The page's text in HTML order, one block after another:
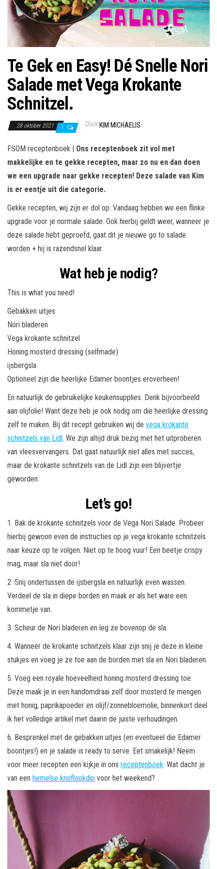
Te Gek en Easy! Dé Snelle Nori
Salade met Vega Krokante
Schnitzel.
28 oktober 2021 1 Door KIM MICHAELIS
FSOM receptenboek | Ons receptenboek zit vol met
makkelijke en te gekke recepten, maar zo nu en dan doen
we een upgrade naar gekke recepten! Deze salade van Kim
is er eentje uit die categorie.
Gekke recepten, wij zijn er dol op. Vandaag hebben we een flinke
upgrade voor je normale salade. Ook hierbij geldt weer, wanneer je
deze salade hebt geproefd, gaat dit je nieuwe go to salade
worden + hij is razendsnel klaar.
Wat heb je nodig?
This is what you need!
Gebakken uitjes
Nori bladeren
Vega krokante schnitzel
Honing mosterd dressing (selfmade)
ijsbergsla
Optioneel zijn die heerlijke Edamer boontjes eroverheen!
En natuurlijk de gebruikelijke keukensupplies. Denk bijvoorbeeld
aan olijfolie! Want deze heb je ook nodig om die heerlijke dressing
zelf te maken. Bij dit recept gebruiken wij de vega krokante
schnitzels van Lidl. We zijn altijd druk bezig met het uitproberen
van vleesvervangers. Dat gaat natuurlijk niet alles met succes,
maar de krokante schnitzels van de Lidl zijn een blijvertje
geworden.
Let’s go!
1. Bak de krokante schnitzels voor de Vega Nori Salade. Probeer
hierbij gewoon even de instructies op je vega krokante schnitzels
naar keuze op te volgen. Niet op te hoog vuur! Een beetje crispy
mag, maar sla niet door!
2. Snij ondertussen de ijsbergsla en natuurlijk even wassen.
Verdeel de sla in diepe borden en maak er als het ware een
kommetje van.
3. Scheur de Nori bladeren en leg ze bovenop de sla.
4. Wanneer de krokante schnitzels klaar zijn snij je deze in kleine
stukjes en voeg je ze toe aan de borden met sla en Nori bladeren.
5. Voeg een royale hoeveelheid honing mosterd dressing toe.
Deze maak je in een handomdraai zelf door mosterd te mengen
met honig, paprikapoeder en olijf/zonnebloemolie, binnenkort deel
ik het volledige artikel met daarin de juiste verhoudingen.
6. Besprenkel met de gebakken uitjes (en eventueel die Edamer
boontjes!) en je salade is ready to serve. Eet smakelijk! Neem
voor meer recepten een kijkje in ons receptenboek. Wat dacht je
van een hemelse knoflookdip voor het weekend?